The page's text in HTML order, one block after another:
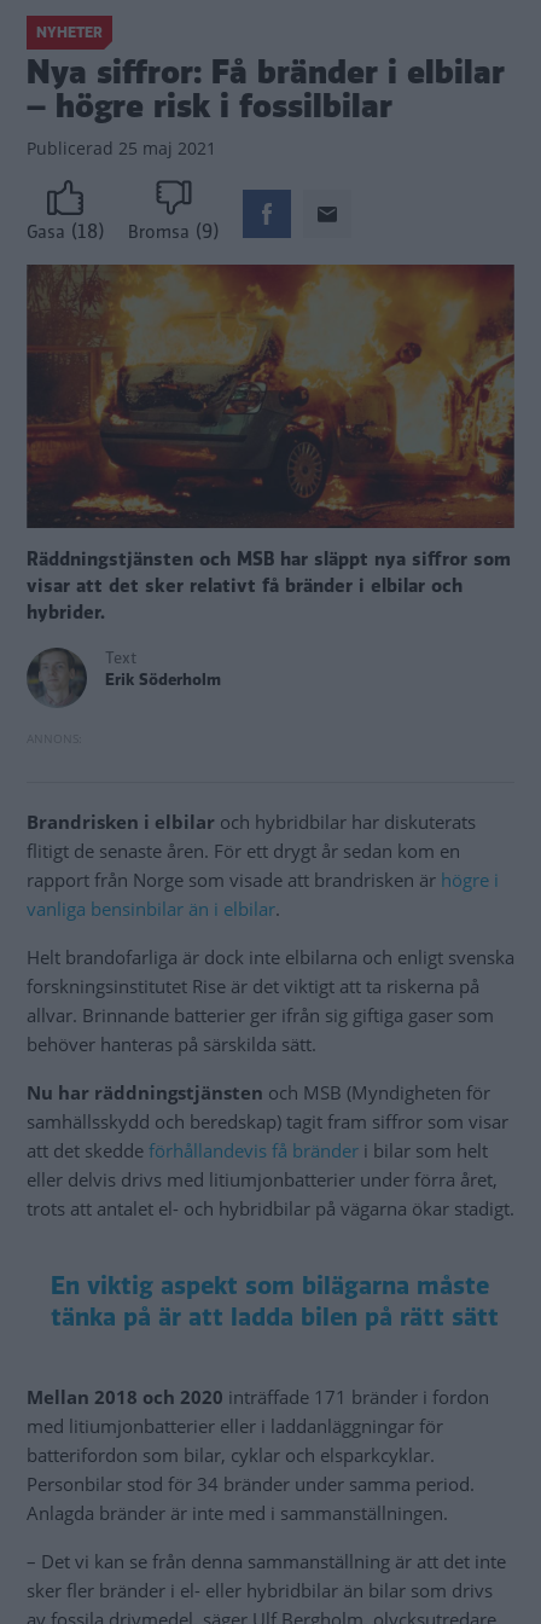
NYHETER
Nya siffror: Få bränder i elbilar
– högre risk i fossilbilar
Publicerad 25 maj 2021
Gasa (18) Bromsa (9)
Räddningstjänsten och MSB har släppt nya siffror som
visar att det sker relativt få bränder i elbilar och
hybrider.
Text
Erik Söderholm
Brandrisken i elbilar och hybridbilar har diskuterats
flitigt de senaste åren. För ett drygt år sedan kom en
rapport från Norge som visade att brandrisken är högre i
vanliga bensinbilar än i elbilar.
Helt brandofarliga är dock inte elbilarna och enligt svenska
forskningsinstitutet Rise är det viktigt att ta riskerna på
allvar. Brinnande batterier ger ifrån sig giftiga gaser som
behöver hanteras på särskilda sätt.
Nu har räddningstjänsten och MSB (Myndigheten för
samhällsskydd och beredskap) tagit fram siffror som visar
att det skedde förhållandevis få bränder i bilar som helt
eller delvis drivs med litiumjonbatterier under förra året,
trots att antalet el- och hybridbilar på vägarna ökar stadigt.
En viktig aspekt som bilägarna måste
tänka på är att ladda bilen på rätt sätt
Mellan 2018 och 2020 inträffade 171 bränder i fordon
med litiumjonbatterier eller i laddanläggningar för
batterifordon som bilar, cyklar och elsparkcyklar.
Personbilar stod för 34 bränder under samma period.
Anlagda bränder är inte med i sammanställningen.
– Det vi kan se från denna sammanställning är att det inte
sker fler bränder i el- eller hybridbilar än bilar som drivs